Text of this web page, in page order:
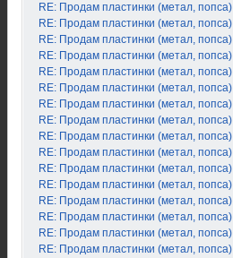
RE: Продам пластинки (метал, попса)
RE: Продам пластинки (метал, попса)
RE: Продам пластинки (метал, попса)
RE: Продам пластинки (метал, попса)
RE: Продам пластинки (метал, попса)
RE: Продам пластинки (метал, попса)
RE: Продам пластинки (метал, попса)
RE: Продам пластинки (метал, попса)
RE: Продам пластинки (метал, попса)
RE: Продам пластинки (метал, попса)
RE: Продам пластинки (метал, попса)
RE: Продам пластинки (метал, попса)
RE: Продам пластинки (метал, попса)
RE: Продам пластинки (метал, попса)
RE: Продам пластинки (метал, попса)
RE: Продам пластинки (метал, попса)